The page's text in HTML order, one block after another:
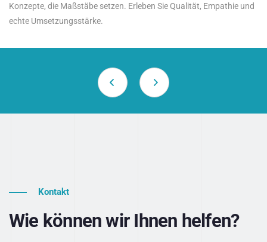
Konzepte, die Maßstäbe setzen. Erleben Sie Qualität, Empathie und
echte Umsetzungsstärke.
Kontakt
Wie können wir Ihnen helfen?